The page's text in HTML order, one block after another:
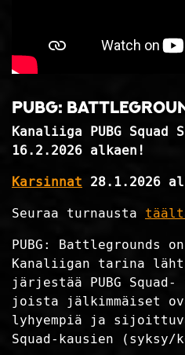
PUBG:
Kanaliiga PUBG Squad
16.2.2026 alkaen!
Karsinnat 28.1.2026
Seuraa turnausta
PUBG: Battlegrounds
Kanaliigan tarina
järjestää PUBG
joista jälkimmäiset
lyhyempiä ja
Squad-kausien